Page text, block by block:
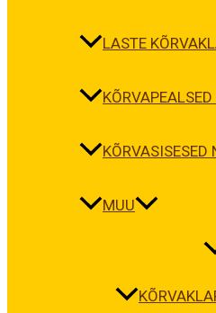
LASTE
KÕRVASISESED
MUU